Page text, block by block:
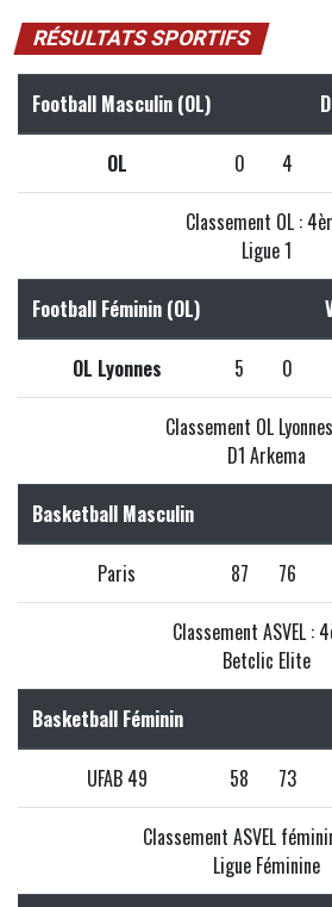
RÉSULTATS SPORTIFS
Football Masculin (OL)
OL 0 4
Classement OL :
Ligue 1
Football Féminin (OL)
OL Lyonnes 5 0
Classement OL
D1 Arkema
Basketball Masculin
Paris 87 76
Classement ASVEL :
Betclic Elite
Basketball Féminin
UFAB 49 58 73
Classement ASVEL
Ligue Féminine